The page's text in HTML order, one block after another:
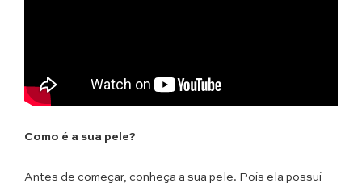
Como é a sua pele?
Antes de começar, conheça a sua pele. Pois ela possui